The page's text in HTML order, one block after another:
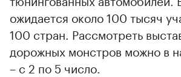
ожидается около 100 тысяч
100 стран. Рассмотреть
дорожных монстров можно в
– с 2 по 5 число.